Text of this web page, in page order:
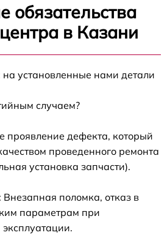
обязательства
в Казани
на установленные нами детали
случаем?
проявление дефекта, который
проведенного ремонта
установка запчасти).
поломка, отказ в
параметрам при